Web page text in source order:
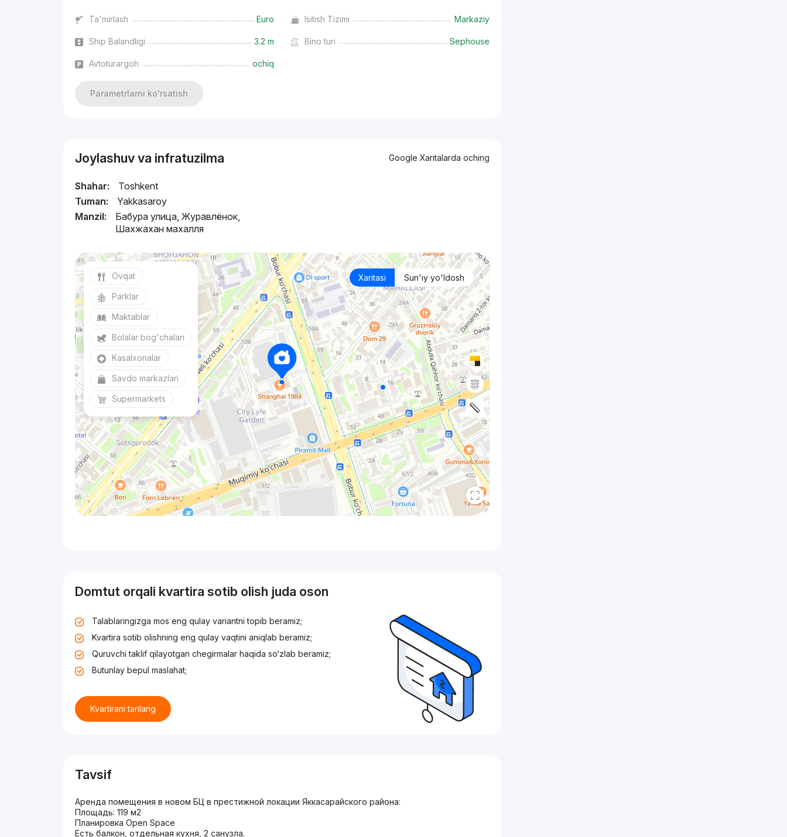
Ta'mirlash Euro Isitish Tizimi Markaziy
Ship Balandligi 3.2 m Bino turi Sephouse
Avtoturargoh ochiq
Parametrlarni ko'rsatish
Joylashuv va infratuzilma Google Xaritalarda oching
Shahar:
Toshkent
Tuman:
Yakkasaroy
Manzil:
Бабура улица, Журавлёнок,
Шахжахан махалля
Xaritasi Sun'iy yo'ldosh
Ovqat
Parklar
Maktablar
Bolalar bog'chalari
Kasalxonalar
Savdo markazlari
Supermarkets
Domtut orqali kvartira sotib olish juda oson
Talablaringizga mos eng qulay variantni topib beramiz;
Kvartira sotib olishning eng qulay vaqtini aniqlab beramiz;
Quruvchi taklif qilayotgan chegirmalar haqida so‘zlab beramiz;
Butunlay bepul maslahat;
Kvartirani tanlang
Tavsif
Аренда помещения в новом БЦ в престижной локации Яккасарайского района:
Площадь: 119 м2
Планировка Open Space
Есть балкон, отдельная кухня, 2 санузла.